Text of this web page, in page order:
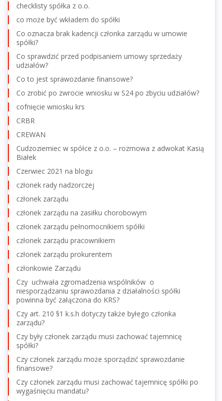
checklisty spółka z o.o.
co może być wkładem do spółki
Co oznacza brak kadencji członka zarządu w umowie
spółki?
Co sprawdzić przed podpisaniem umowy sprzedaży
udziałów?
Co to jest sprawozdanie finansowe?
Co zrobić po zwrocie wniosku w S24 po zbyciu udziałów?
cofnięcie wniosku krs
CRBR
CREWAN
Cudzoziemiec w spółce z o.o. – rozmowa z adwokat Kasią
Białek
Czerwiec 2021 na blogu
członek rady nadzorczej
członek zarządu
członek zarządu na zasiłku chorobowym
członek zarządu pełnomocnikiem spółki
członek zarządu pracownikiem
członek zarządu prokurentem
członkowie Zarządu
Czy uchwała zgromadzenia wspólników o
niesporządzaniu sprawozdania z działalności spółki
powinna być załączona do KRS?
Czy art. 210 §1 k.s.h dotyczy także byłego członka
zarządu?
Czy były członek zarządu musi zachować tajemnicę
spółki?
Czy członek zarządu może sporządzić sprawozdanie
finansowe?
Czy członek zarządu musi zachować tajemnicę spółki po
wygaśnięciu mandatu?